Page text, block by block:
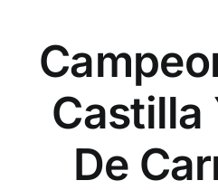
Castilla
De